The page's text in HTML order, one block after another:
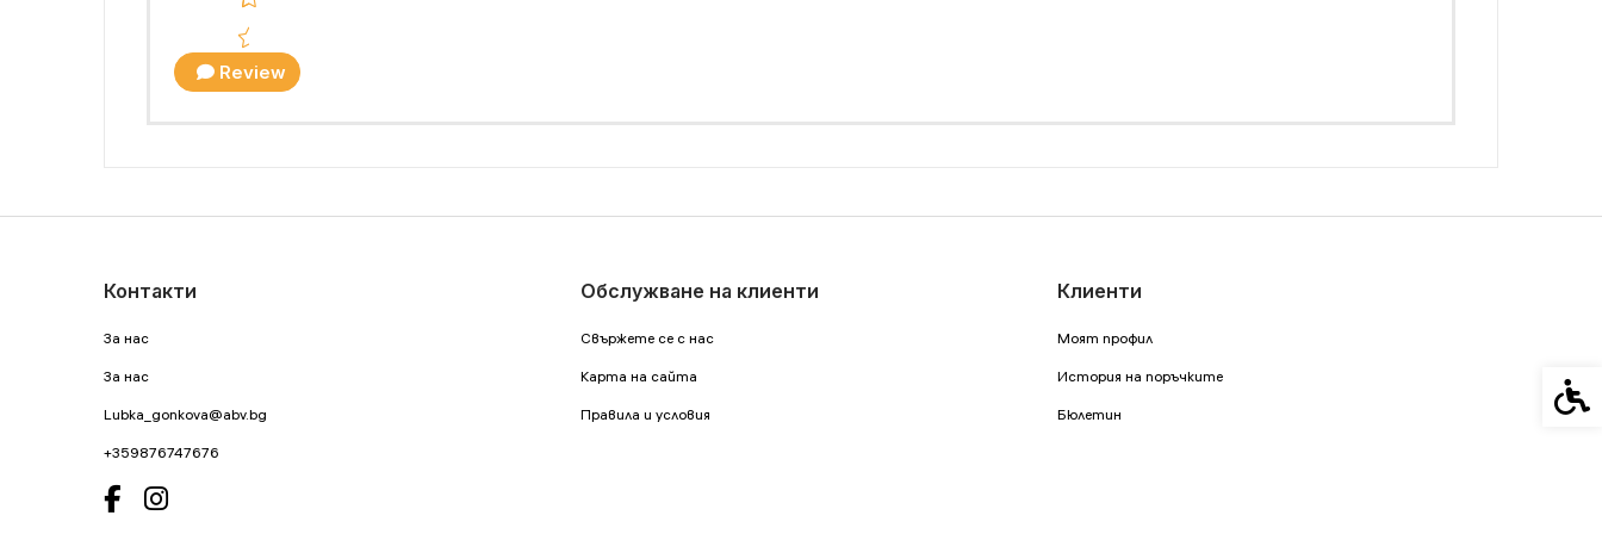
Review
Контакти
За нас
За нас
Lubka_gonkova@abv.bg
+359876747676
Обслужване на клиенти
Свържете се с нас
Карта на сайта
Правила и условия
Клиенти
Моят профил
История на поръчките
Бюлетин